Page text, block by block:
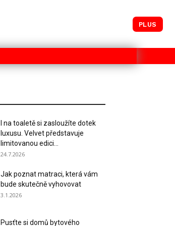
PLUS
I na toaletě si zasloužíte dotek
luxusu. Velvet představuje
limitovanou edici...
24.7.2026
Jak poznat matraci, která vám
bude skutečně vyhovovat
3.1.2026
Pusťte si domů bytového